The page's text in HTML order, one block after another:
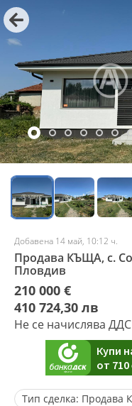
Добавена 14 май, 10:12 ч.
Продава КЪЩА, с.
Пловдив
210 000 €
410 724,30 лв
Не се начислява ДДС
Тип сделка: Продава